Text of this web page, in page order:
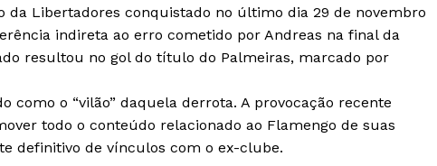
da Libertadores conquistado no último dia 29 de novembro
indireta ao erro cometido por Andreas na final da
resultou no gol do título do Palmeiras, marcado por
como o “vilão” daquela derrota. A provocação recente
todo o conteúdo relacionado ao Flamengo de suas
definitivo de vínculos com o ex-clube.